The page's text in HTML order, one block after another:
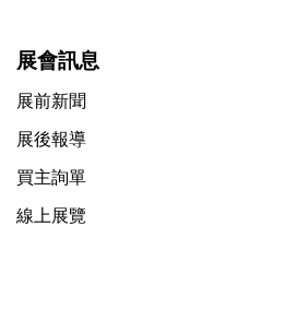
展會訊息
展前新聞
展後報導
買主詢單
線上展覽